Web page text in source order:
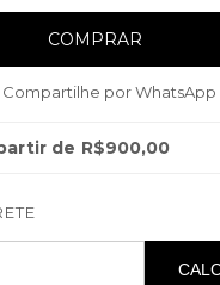
Compartilhe por WhatsApp
de R$900,00